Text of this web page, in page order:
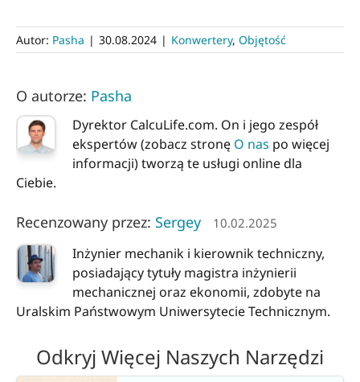
Autor: Pasha | 30.08.2024 | Konwertery, Objętość
O autorze: Pasha
Dyrektor CalcuLife.com. On i jego zespół
ekspertów (zobacz stronę O nas po więcej
informacji) tworzą te usługi online dla
Ciebie.
Recenzowany przez: Sergey 10.02.2025
Inżynier mechanik i kierownik techniczny,
posiadający tytuły magistra inżynierii
mechanicznej oraz ekonomii, zdobyte na
Uralskim Państwowym Uniwersytecie Technicznym.
Odkryj Więcej Naszych Narzędzi